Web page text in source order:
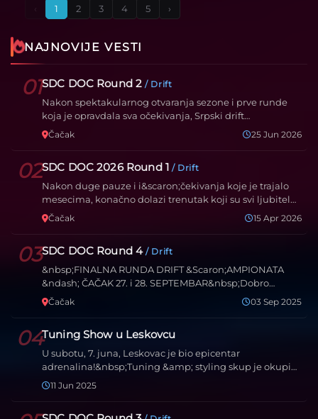
1 2 3 4 5 ›
NAJNOVIJE VESTI
01SDC DOC Round 2/ Drift
Nakon spektakularnog otvaranja sezone i prve runde
koja je opravdala sva očekivanja, Srpski drift
&scaron;amp…
Čačak 25 Jun 2026
02SDC DOC 2026 Round 1/ Drift
Nakon duge pauze i i&scaron;čekivanja koje je trajalo
mesecima, konačno dolazi trenutak koji su svi ljubitel…
Čačak
15 Apr 2026
03SDC DOC Round 4/ Drift
&nbsp;FINALNA RUNDA DRIFT &Scaron;AMPIONATA
&ndash; ČAČAK 27. i 28. SEPTEMBAR&nbsp;Dobro
poznata staza u Ča…
Čačak 03 Sep 2025
04Tuning Show u Leskovcu
U subotu, 7. juna, Leskovac je bio epicentar
adrenalina!&nbsp;Tuning &amp; styling skup je okupio
zaljubljenik…
11 Jun 2025